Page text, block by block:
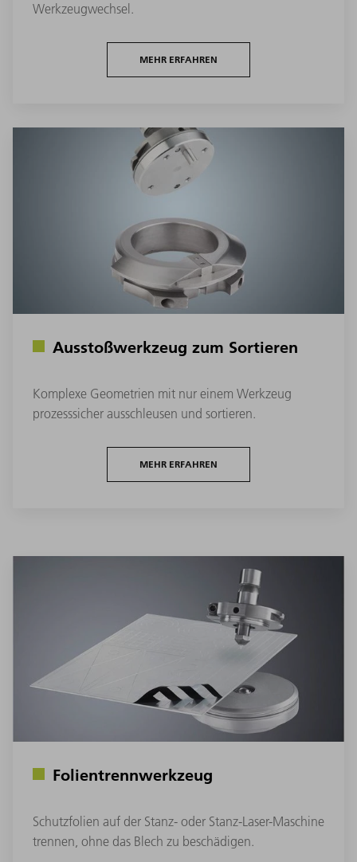
Werkzeugwechsel.
MEHR ERFAHREN
Ausstoßwerkzeug zum Sortieren
Komplexe Geometrien mit nur einem Werkzeug
prozesssicher ausschleusen und sortieren.
MEHR ERFAHREN
Folientrennwerkzeug
Schutzfolien auf der Stanz- oder Stanz-Laser-Maschine
trennen, ohne das Blech zu beschädigen.